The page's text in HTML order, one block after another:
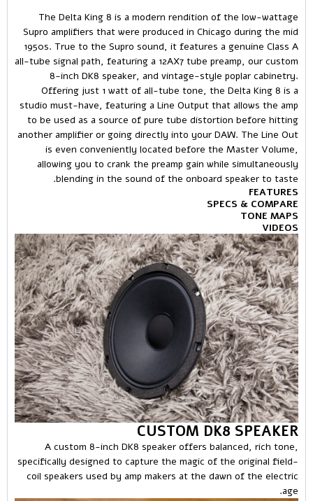
The Delta King 8 is a modern rendition of the low-wattage
Supro amplifiers that were produced in Chicago during the mid
1950s. True to the Supro sound, it features a genuine Class A
all-tube signal path, featuring a 12AX7 tube preamp, our custom
8-inch DK8 speaker, and vintage-style poplar cabinetry.
Offering just 1 watt of all-tube tone, the Delta King 8 is a
studio must-have, featuring a Line Output that allows the amp
to be used as a source of pure tube distortion before hitting
another amplifier or going directly into your DAW. The Line Out
is even conveniently located before the Master Volume,
allowing you to crank the preamp gain while simultaneously
blending in the sound of the onboard speaker to taste.
FEATURES
SPECS & COMPARE
TONE MAPS
VIDEOS
CUSTOM DK8 SPEAKER
A custom 8-inch DK8 speaker offers balanced, rich tone,
specifically designed to capture the magic of the original field-
coil speakers used by amp makers at the dawn of the electric
age.